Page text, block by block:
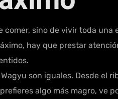
comer, sino de vivir toda
hay que prestar
son iguales. Desde el
algo más magro, ve